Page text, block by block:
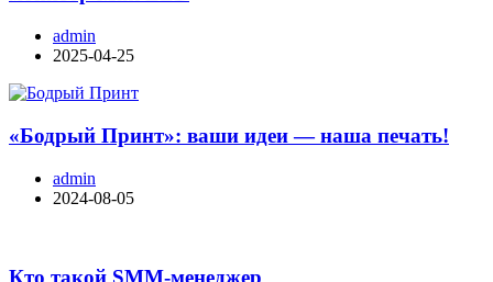
admin
2025-04-25
«Бодрый Принт»: ваши идеи — наша печать!
admin
2024-08-05
Кто такой SMM-менеджер